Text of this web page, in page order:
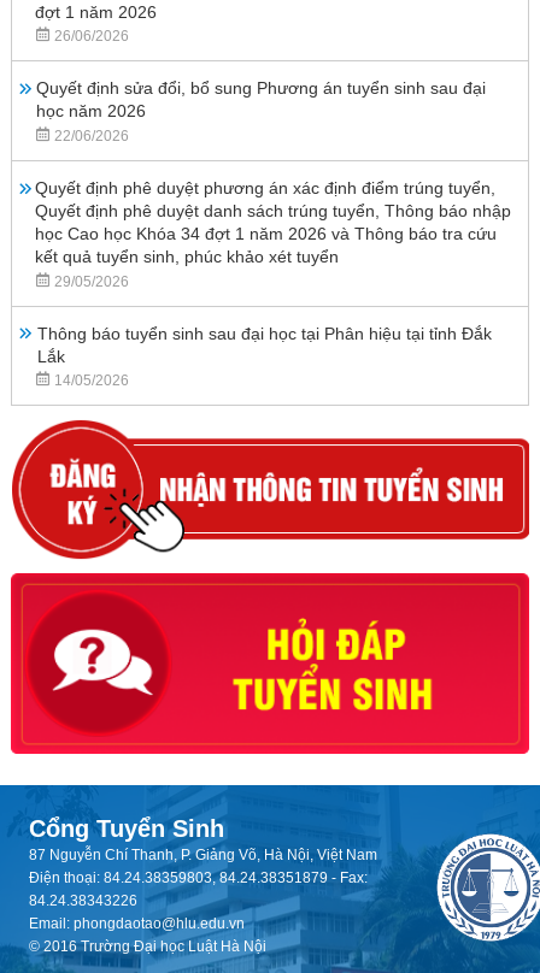
đợt 1 năm 2026
26/06/2026
Quyết định sửa đổi, bổ sung Phương án tuyển sinh sau đại
học năm 2026
22/06/2026
Quyết định phê duyệt phương án xác định điểm trúng tuyển,
Quyết định phê duyệt danh sách trúng tuyển, Thông báo nhập
học Cao học Khóa 34 đợt 1 năm 2026 và Thông báo tra cứu
kết quả tuyển sinh, phúc khảo xét tuyển
29/05/2026
Thông báo tuyển sinh sau đại học tại Phân hiệu tại tỉnh Đắk
Lắk
14/05/2026
Cổng Tuyển Sinh
87 Nguyễn Chí Thanh, P. Giảng Võ, Hà Nội, Việt Nam
Điện thoại: 84.24.38359803, 84.24.38351879 - Fax:
84.24.38343226
Email: phongdaotao@hlu.edu.vn
© 2016 Trường Đại học Luật Hà Nội